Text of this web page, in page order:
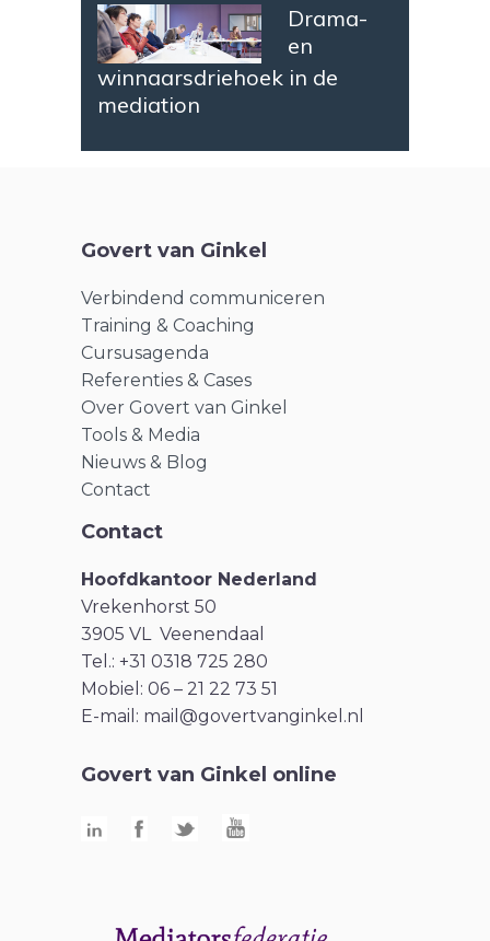
Drama-
en
winnaarsdriehoek in de
mediation
Govert van Ginkel
Verbindend communiceren
Training & Coaching
Cursusagenda
Referenties & Cases
Over Govert van Ginkel
Tools & Media
Nieuws & Blog
Contact
Contact
Hoofdkantoor Nederland
Vrekenhorst 50
3905 VL Veenendaal
Tel.: +31 0318 725 280
Mobiel: 06 – 21 22 73 51
E-mail: mail@govertvanginkel.nl
Govert van Ginkel online